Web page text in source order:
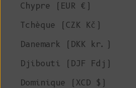
Chypre (EUR €)
Tchèque (CZK Kč)
Danemark (DKK kr.)
Djibouti (DJF Fdj)
Dominique (XCD $)